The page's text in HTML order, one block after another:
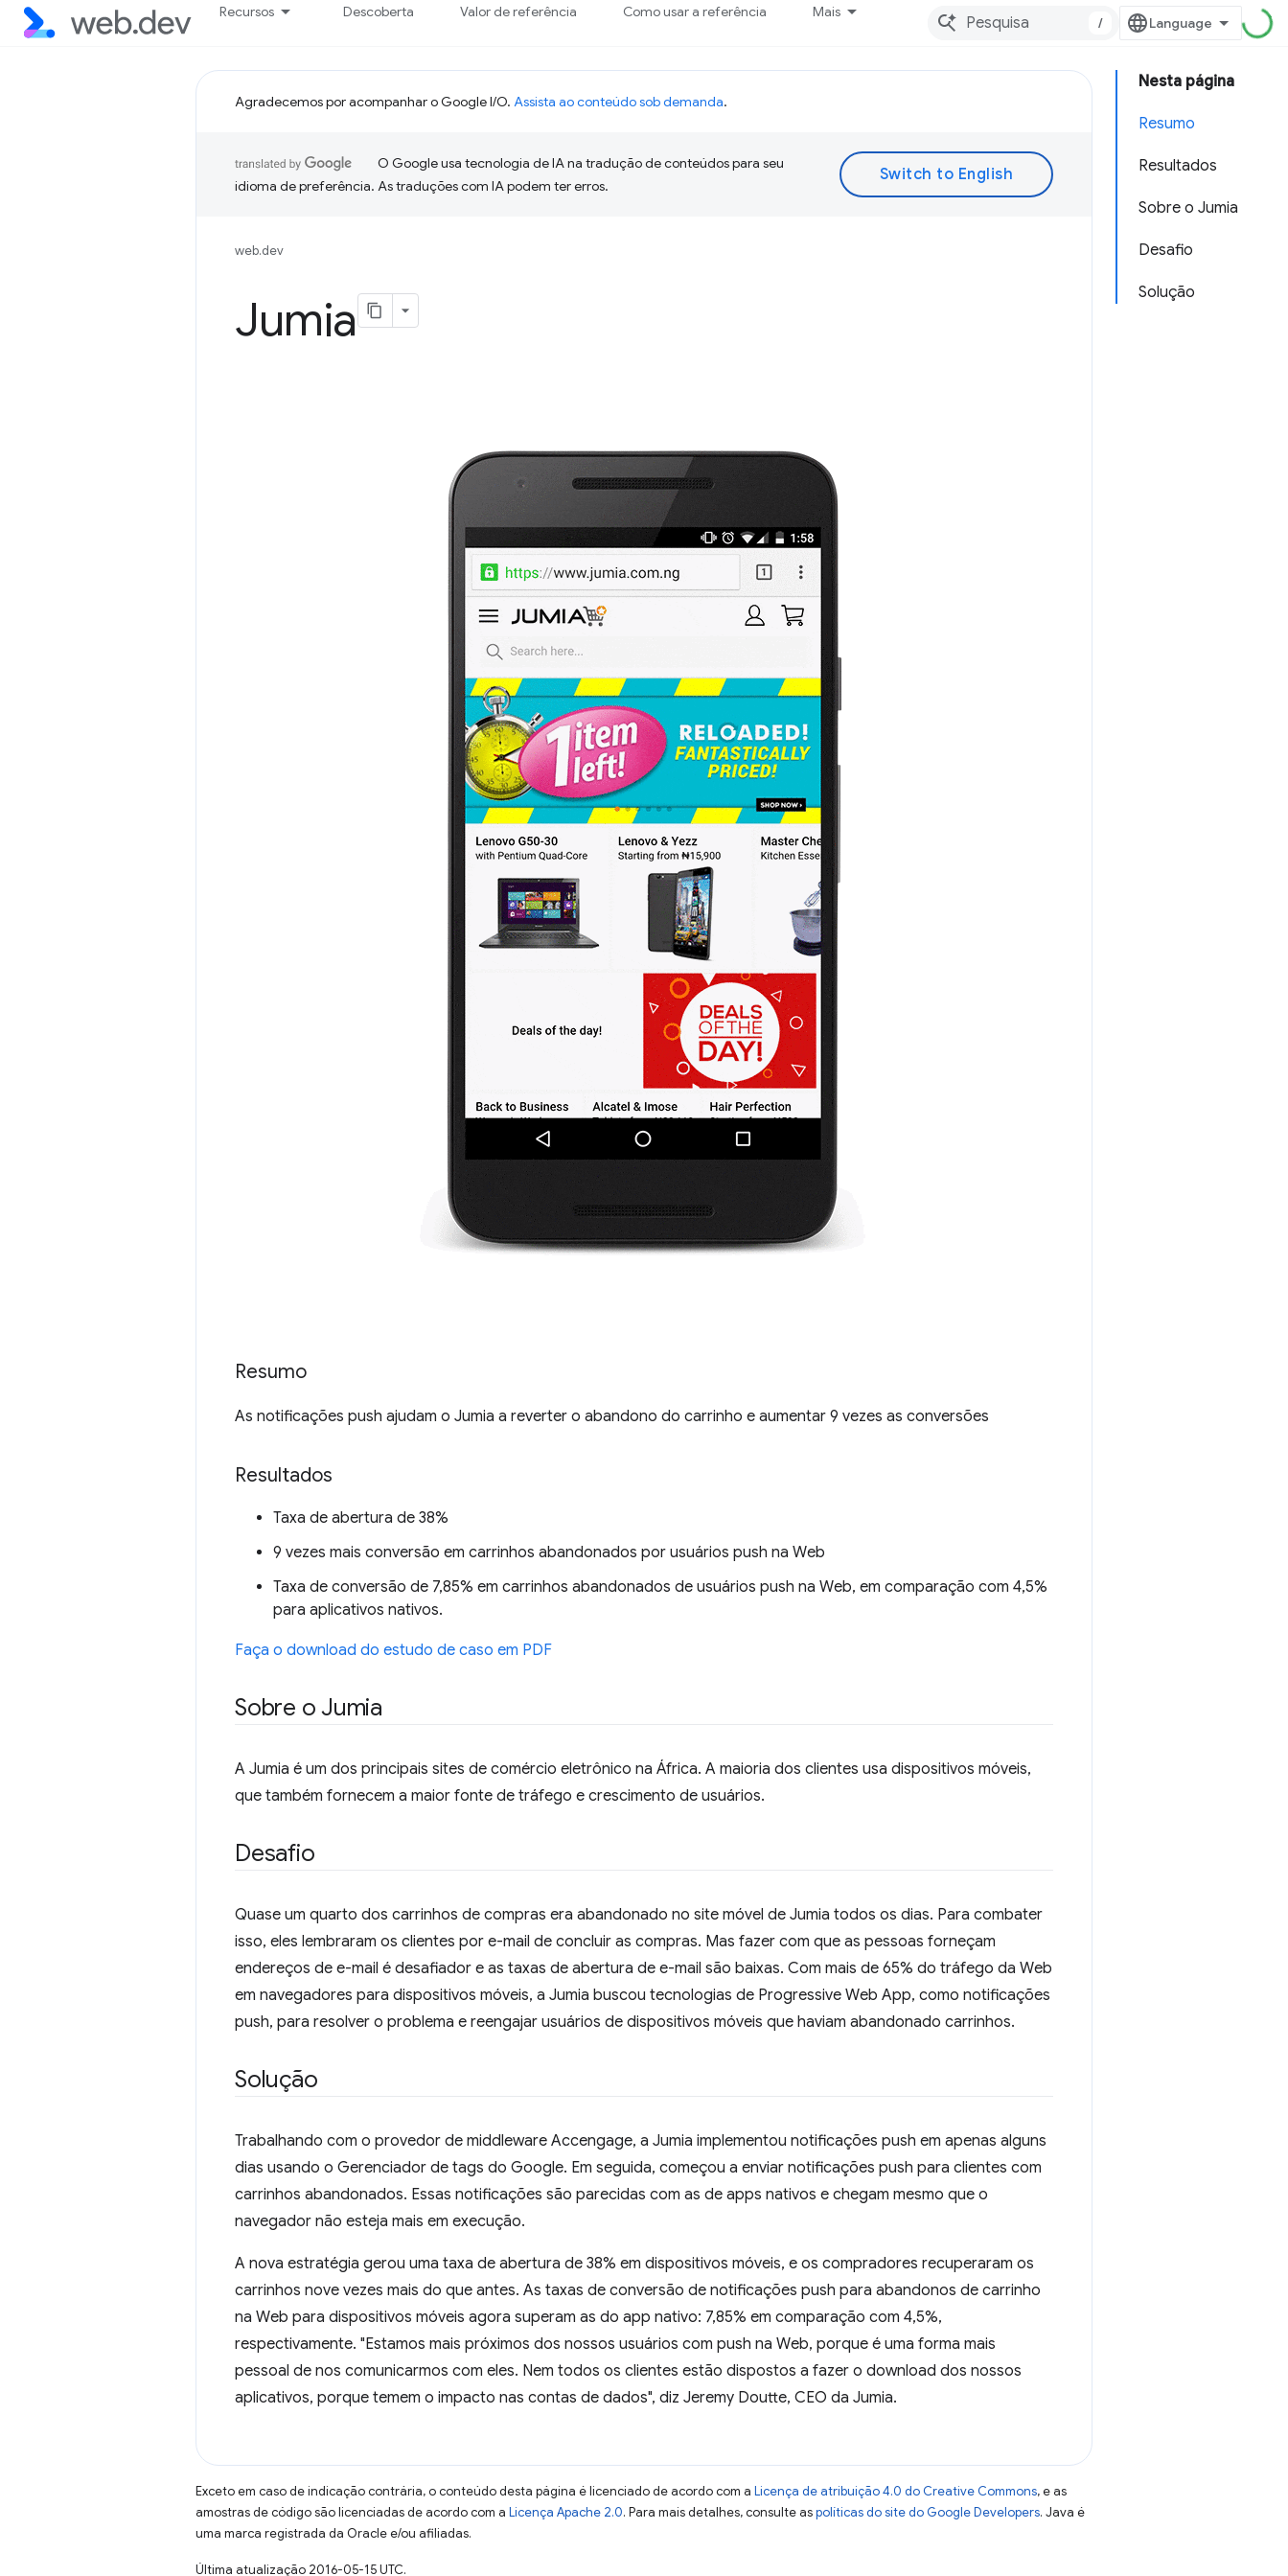
Recursos Descoberta Valor de referência Como usar a referência Mais
/
Nesta página
Resumo
Resultados
Sobre o Jumia
Desafio
Solução
Agradecemos por acompanhar o Google I/O. Assista ao conteúdo sob demanda.
O Google usa tecnologia de IA na tradução de conteúdos para seu
idioma de preferência. As traduções com IA podem ter erros.
web.dev
Jumia
Resumo
As notificações push ajudam o Jumia a reverter o abandono do carrinho e aumentar 9 vezes as conversões
Resultados
Taxa de abertura de 38%
9 vezes mais conversão em carrinhos abandonados por usuários push na Web
Taxa de conversão de 7,85% em carrinhos abandonados de usuários push na Web, em comparação com 4,5%
para aplicativos nativos.
Faça o download do estudo de caso em PDF
Sobre o Jumia
A Jumia é um dos principais sites de comércio eletrônico na África. A maioria dos clientes usa dispositivos móveis,
que também fornecem a maior fonte de tráfego e crescimento de usuários.
Desafio
Quase um quarto dos carrinhos de compras era abandonado no site móvel de Jumia todos os dias. Para combater
isso, eles lembraram os clientes por e-mail de concluir as compras. Mas fazer com que as pessoas forneçam
endereços de e-mail é desafiador e as taxas de abertura de e-mail são baixas. Com mais de 65% do tráfego da Web
em navegadores para dispositivos móveis, a Jumia buscou tecnologias de Progressive Web App, como notificações
push, para resolver o problema e reengajar usuários de dispositivos móveis que haviam abandonado carrinhos.
Solução
Trabalhando com o provedor de middleware Accengage, a Jumia implementou notificações push em apenas alguns
dias usando o Gerenciador de tags do Google. Em seguida, começou a enviar notificações push para clientes com
carrinhos abandonados. Essas notificações são parecidas com as de apps nativos e chegam mesmo que o
navegador não esteja mais em execução.
A nova estratégia gerou uma taxa de abertura de 38% em dispositivos móveis, e os compradores recuperaram os
carrinhos nove vezes mais do que antes. As taxas de conversão de notificações push para abandonos de carrinho
na Web para dispositivos móveis agora superam as do app nativo: 7,85% em comparação com 4,5%,
respectivamente. "Estamos mais próximos dos nossos usuários com push na Web, porque é uma forma mais
pessoal de nos comunicarmos com eles. Nem todos os clientes estão dispostos a fazer o download dos nossos
aplicativos, porque temem o impacto nas contas de dados", diz Jeremy Doutte, CEO da Jumia.
Exceto em caso de indicação contrária, o conteúdo desta página é licenciado de acordo com a Licença de atribuição 4.0 do Creative Commons, e as
amostras de código são licenciadas de acordo com a Licença Apache 2.0. Para mais detalhes, consulte aspolíticas do site do Google Developers. Java é
uma marca registrada da Oracle e/ou afiliadas.
Última atualização 2016-05-15 UTC.